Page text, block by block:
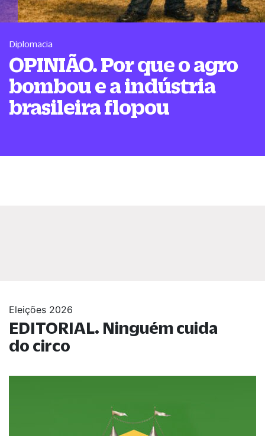
Diplomacia
OPINIÃO. Por que o agro
bombou e a indústria
brasileira flopou
Eleições 2026
EDITORIAL. Ninguém cuida
do circo